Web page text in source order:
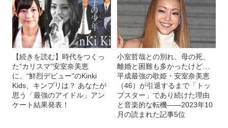
【続きを読む】時代をつくっ
た“カリスマ”安室奈美恵
に、“鮮烈デビュー”のKinki
Kids、キンプリは？ あなたが
思う「最強のアイドル」アン
ケート結果発表！
小室哲哉との別れ、母の死、
離婚と困難も多かったけど…
平成最強の歌姫・安室奈美恵
（46）が引退するまで「トッ
プスター」であり続けた理由
と音楽的な転機――2023年10
月の読まれた記事5位